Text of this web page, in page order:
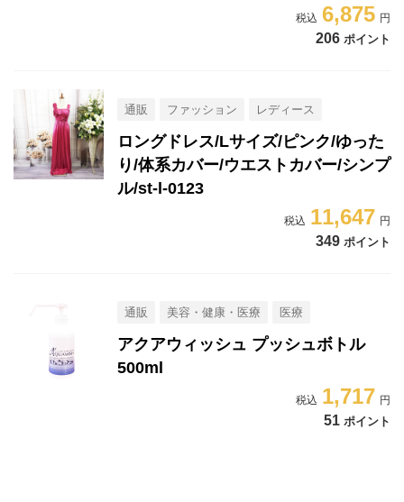
6,875
206 ポイント
通販 ファッション レディース
ロングドレス/Lサイズ/ピンク/ゆった
り/体系カバー/ウエストカバー/シンプ
ル/st-l-0123
11,647
349 ポイント
通販 美容・健康・医療 医療
アクアウィッシュ プッシュボトル
500ml
1,717
51 ポイント